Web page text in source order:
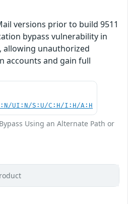
versions prior to build 9511
bypass vulnerability in
allowing unauthorized
accounts and gain full
UI:N/S:U/C:H/I:H/A:H
Using an Alternate Path or